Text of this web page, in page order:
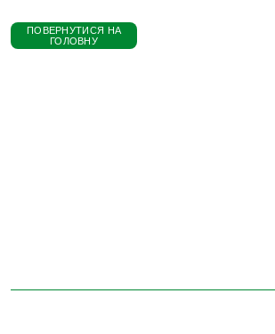
ПОВЕРНУТИСЯ НА
ГОЛОВНУ